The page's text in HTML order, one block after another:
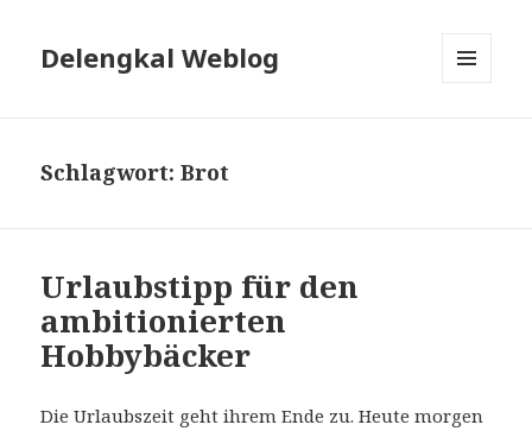
Delengkal Weblog
Schlagwort:Brot
Urlaubstipp für den
ambitionierten
Hobbybäcker
Die Urlaubszeit geht ihrem Ende zu. Heute morgen